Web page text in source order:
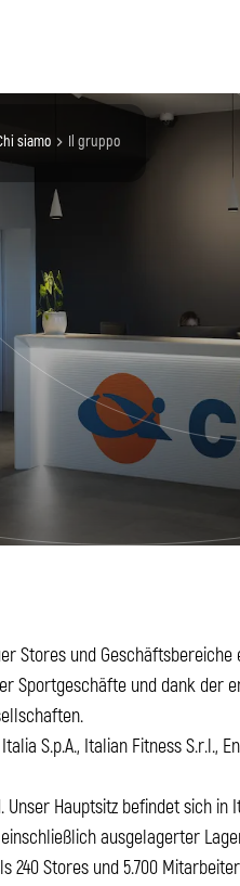
chi siamo il gruppo
Stores und
Sportgeschäfte und dank der
S.p.A., Italian Fitness S.r.l.,
Hauptsitz befindet sich in
ausgelagerter
240 Stores und 5.700